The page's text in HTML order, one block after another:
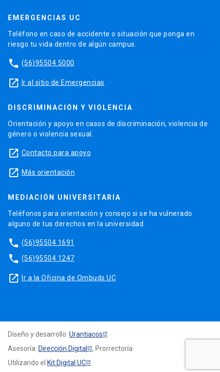
EMERGENCIAS UC
Teléfono en caso de accidente o situación que ponga en
riesgo tu vida dentro de algún campus.
phone (56)95504 5000
launch Ir al sitio de Emergencias
DISCRIMINACIÓN Y VIOLENCIA
Orientación y apoyo en casos de discriminación, violencia de
género o violencia sexual.
launch Contacto para apoyo
launch Más orientación
MEDIACIÓN UNIVERSITARIA
Teléfonos para orientación y consejo si se ha vulnerado
alguno de tus derechos en la universidad.
phone (56)95504 1691
phone (56)95504 1247
launch Ir a la Oficina de Ombuds UC
Diseño y desarrollo: Urantiacos
Asesoría: Dirección Digital
, Prorrectoría
Utilizando el Kit Digital UC